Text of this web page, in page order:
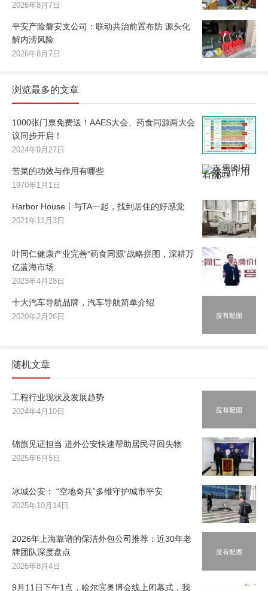
2026年8月7日
平安产险磐安支公司：联动共治前置布防 源头化
解内涝风险
2026年8月7日
浏览最多的文章
1000张门票免费送！AAES大会、药食同源两大会
议同步开启！
2024年9月27日
苦菜的功效与作用有哪些
1970年1月1日
Harbor House丨与TA一起，找到居住的好感觉
2021年11月3日
叶同仁健康产业完善“药食同源”战略拼图，深耕万
亿蓝海市场
2023年4月28日
十大汽车导航品牌，汽车导航简单介绍
2020年2月26日
随机文章
工程行业现状及发展趋势
2024年4月10日
锦旗见证担当 道外公安快速帮助居民寻回失物
2025年6月5日
冰城公安： “空地奇兵”多维守护城市平安
2025年10月14日
2026年上海靠谱的保洁外包公司推荐：近30年老
牌团队深度盘点
2026年8月4日
9月11日下午1点，哈尔滨奥博会线上闭幕式，我